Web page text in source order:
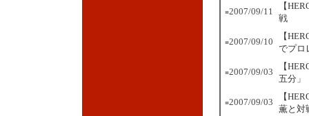
■2007/09/11
【
戦
■2007/09/10
【
でプロ
■2007/09/03
【
五分」
■2007/09/03
【
薫と対